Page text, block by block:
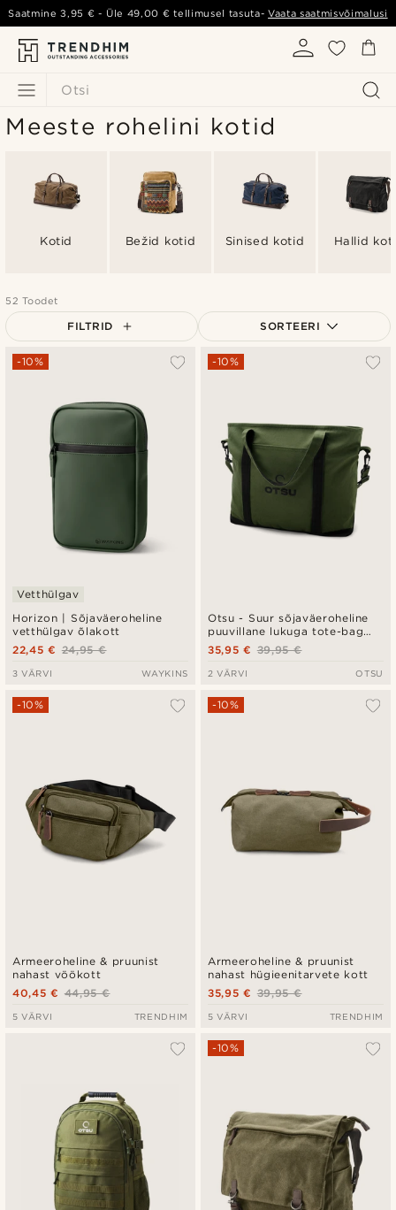
Otsi
Saatmine3,95 € - Üle 49,00 € tellimusel tasuta-Vaata saatmisvõimalusi
Meeste rohelini kotid
Kotid Bežid kotid Sinised kotid Hallid
52 Toodet
FILTRID SORTEERI
Populaarsed
Kõrgeim hind
Horizon | Sõjaväeroheline
vetthülgav õlakott
-10%
Vetthülgav
24,95 €
22,45 €
3 VÄRVI WAYKINS
Otsu - Suur sõjaväeroheline
puuvillane lukuga tote-bag
kott
-10%
39,95 €
35,95 €
2 VÄRVI OTSU
Armeeroheline & pruunist
nahast vöökott
-10%
44,95 €
40,45 €
5 VÄRVI TRENDHIM
Armeeroheline & pruunist
nahast hügieenitarvete kott
-10%
39,95 €
35,95 €
5 VÄRVI TRENDHIM
-10%